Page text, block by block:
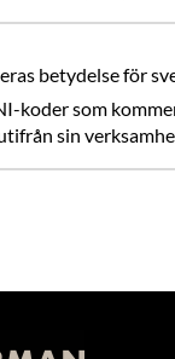
betydelse för
koder som
sin